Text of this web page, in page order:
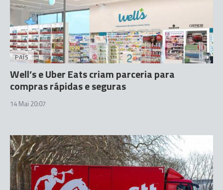
PAÍS
Well’s e Uber Eats criam parceria para
compras rápidas e seguras
14 Mai 20:07